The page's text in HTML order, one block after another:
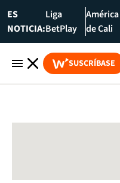
ES
NOTICIA:
Liga
BetPlay
América
de Cali
SUSCRÍBASE